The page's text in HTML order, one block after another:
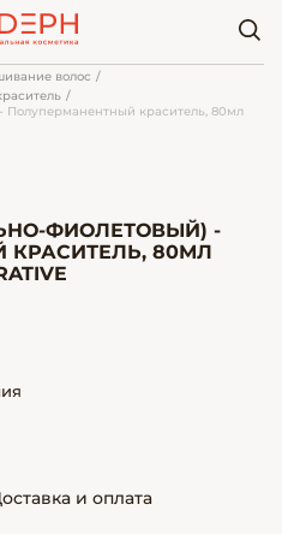
волос
Полуперманентный краситель, 80мл
ФИОЛЕТОВЫЙ) -
80МЛ
и оплата